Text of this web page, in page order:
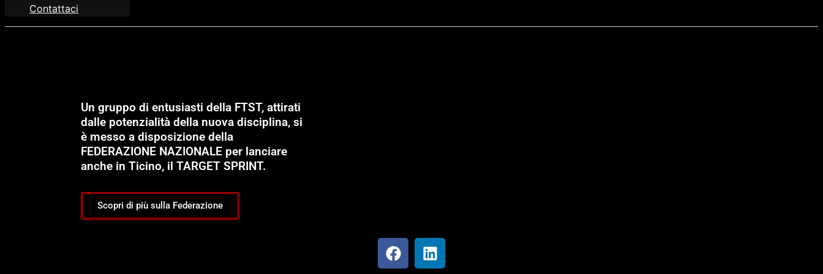
Contattaci
Un gruppo di entusiasti della FTST, attirati
dalle potenzialità della nuova disciplina, si
è messo a disposizione della
FEDERAZIONE NAZIONALE per lanciare
anche in Ticino, il TARGET SPRINT.
Scopri di più sulla Federazione
F
a
L
i